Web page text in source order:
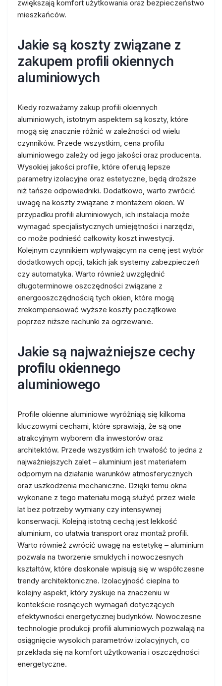
zwiększają komfort użytkowania oraz bezpieczeństwo
mieszkańców.
Jakie są koszty związane z
zakupem profili okiennych
aluminiowych
Kiedy rozważamy zakup profili okiennych
aluminiowych, istotnym aspektem są koszty, które
mogą się znacznie różnić w zależności od wielu
czynników. Przede wszystkim, cena profilu
aluminiowego zależy od jego jakości oraz producenta.
Wysokiej jakości profile, które oferują lepsze
parametry izolacyjne oraz estetyczne, będą droższe
niż tańsze odpowiedniki. Dodatkowo, warto zwrócić
uwagę na koszty związane z montażem okien. W
przypadku profili aluminiowych, ich instalacja może
wymagać specjalistycznych umiejętności i narzędzi,
co może podnieść całkowity koszt inwestycji.
Kolejnym czynnikiem wpływającym na cenę jest wybór
dodatkowych opcji, takich jak systemy zabezpieczeń
czy automatyka. Warto również uwzględnić
długoterminowe oszczędności związane z
energooszczędnością tych okien, które mogą
zrekompensować wyższe koszty początkowe
poprzez niższe rachunki za ogrzewanie.
Jakie są najważniejsze cechy
profilu okiennego
aluminiowego
Profile okienne aluminiowe wyróżniają się kilkoma
kluczowymi cechami, które sprawiają, że są one
atrakcyjnym wyborem dla inwestorów oraz
architektów. Przede wszystkim ich trwałość to jedna z
najważniejszych zalet – aluminium jest materiałem
odpornym na działanie warunków atmosferycznych
oraz uszkodzenia mechaniczne. Dzięki temu okna
wykonane z tego materiału mogą służyć przez wiele
lat bez potrzeby wymiany czy intensywnej
konserwacji. Kolejną istotną cechą jest lekkość
aluminium, co ułatwia transport oraz montaż profili.
Warto również zwrócić uwagę na estetykę – aluminium
pozwala na tworzenie smukłych i nowoczesnych
kształtów, które doskonale wpisują się w współczesne
trendy architektoniczne. Izolacyjność cieplna to
kolejny aspekt, który zyskuje na znaczeniu w
kontekście rosnących wymagań dotyczących
efektywności energetycznej budynków. Nowoczesne
technologie produkcji profili aluminiowych pozwalają na
osiągnięcie wysokich parametrów izolacyjnych, co
przekłada się na komfort użytkowania i oszczędności
energetyczne.